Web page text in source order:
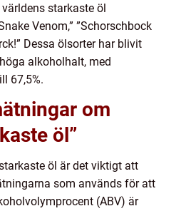
starkaste öl
Venom,” ”Schorschbock
Dessa ölsorter har blivit
alkoholhalt, med
67,5%.
om
öl”
öl är det viktigt att
som används för att
(ABV) är